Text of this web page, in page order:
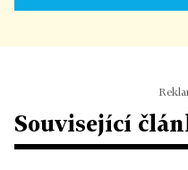
Související